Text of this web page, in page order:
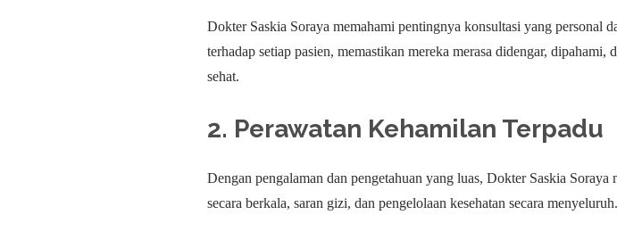
Dokter Saskia Soraya memahami pentingnya konsultasi yang personal
terhadap setiap pasien, memastikan mereka merasa didengar,
sehat.
2. Perawatan Kehamilan Terpadu
Dengan pengalaman dan pengetahuan yang luas, Dokter Saskia
secara berkala, saran gizi, dan pengelolaan kesehatan secara menyeluruh.